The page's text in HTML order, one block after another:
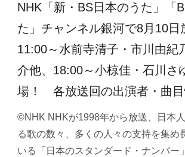
NHK「新・BS日本のうた」「
た」チャンネル銀河で8月10
11:00～水前寺清子・市川由紀
介他、18:00～小椋佳・石川さ
場！ 各放送回の出演者・曲目
©NHK NHKが1998年から放送、日本
る歌の数々、多くの人々の支持を集め
いる「日本のスタンダード・ナンバー